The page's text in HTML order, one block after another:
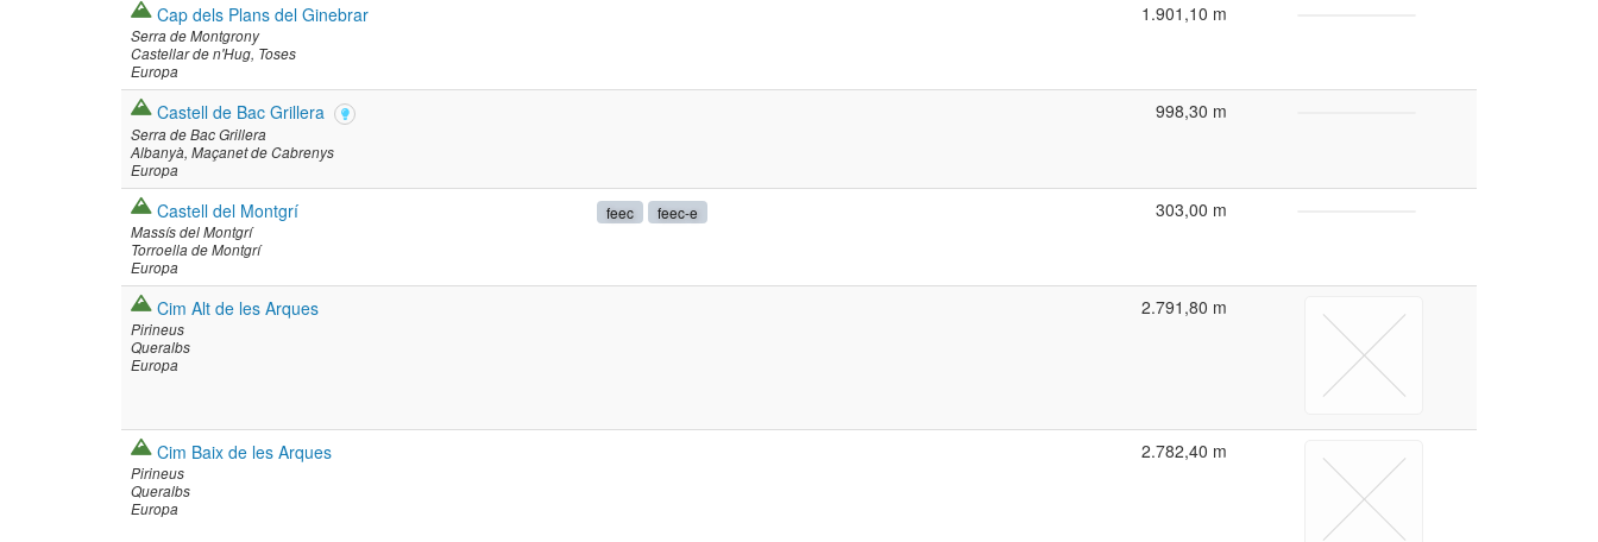
Cap dels Plans del Ginebrar
Serra de Montgrony
Castellar de n'Hug Toses
Europa
1.901,10 m
Castell de Bac Grillera
Serra de Bac Grillera
Albanyà Maçanet de Cabrenys
Europa
998,30 m
Castell del Montgrí
Massís del Montgrí
Torroella de Montgrí
Europa
feec feec-e 303,00 m
Cim Alt de les Arques
Pirineus
Queralbs
Europa
2.791,80 m
Cim Baix de les Arques
Pirineus
Queralbs
Europa
2.782,40 m